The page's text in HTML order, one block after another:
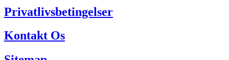
Privatlivsbetingelser
Kontakt Os